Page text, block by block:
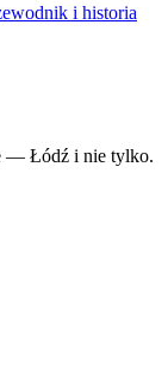
i historia
— Łódź i nie tylko.